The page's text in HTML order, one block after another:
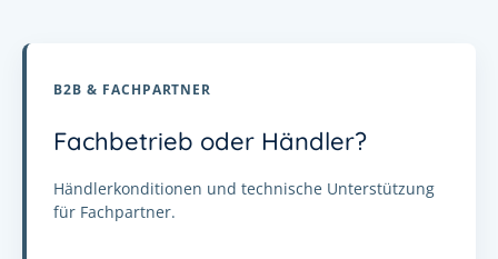
B2B & FACHPARTNER
Fachbetrieb oder Händler?
Händlerkonditionen und technische Unterstützung
für Fachpartner.